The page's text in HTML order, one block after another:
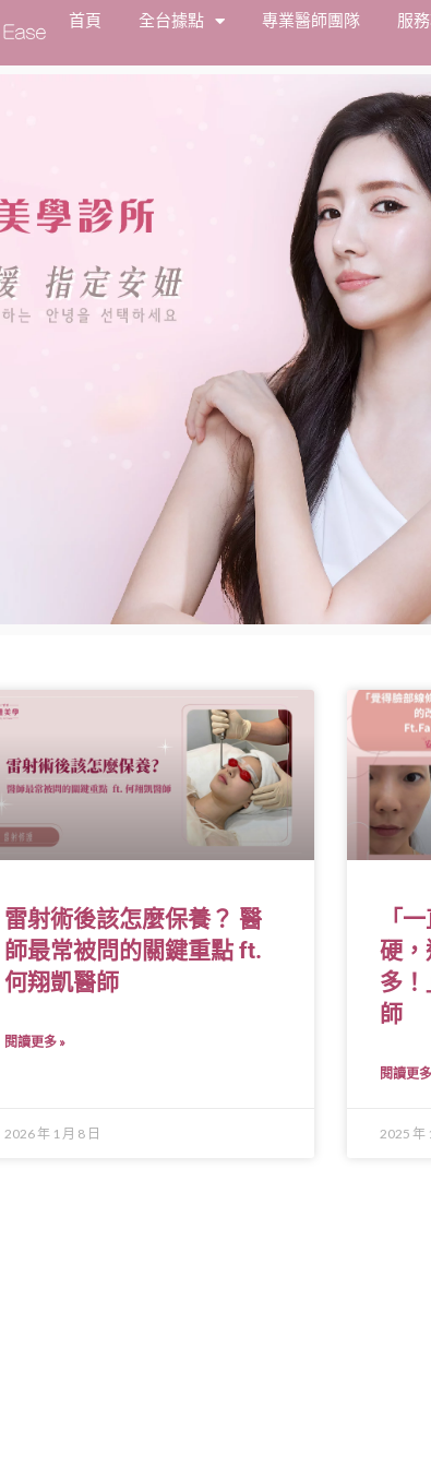
首頁 全台據點 專業醫師團隊 服
雷射術後該怎麼保養？ 醫
師最常被問的關鍵重點 ft.
何翔凱醫師
閱讀更多 »
2026 年 1 月 8 日
「
硬，
多
師
閱讀更
2025 年